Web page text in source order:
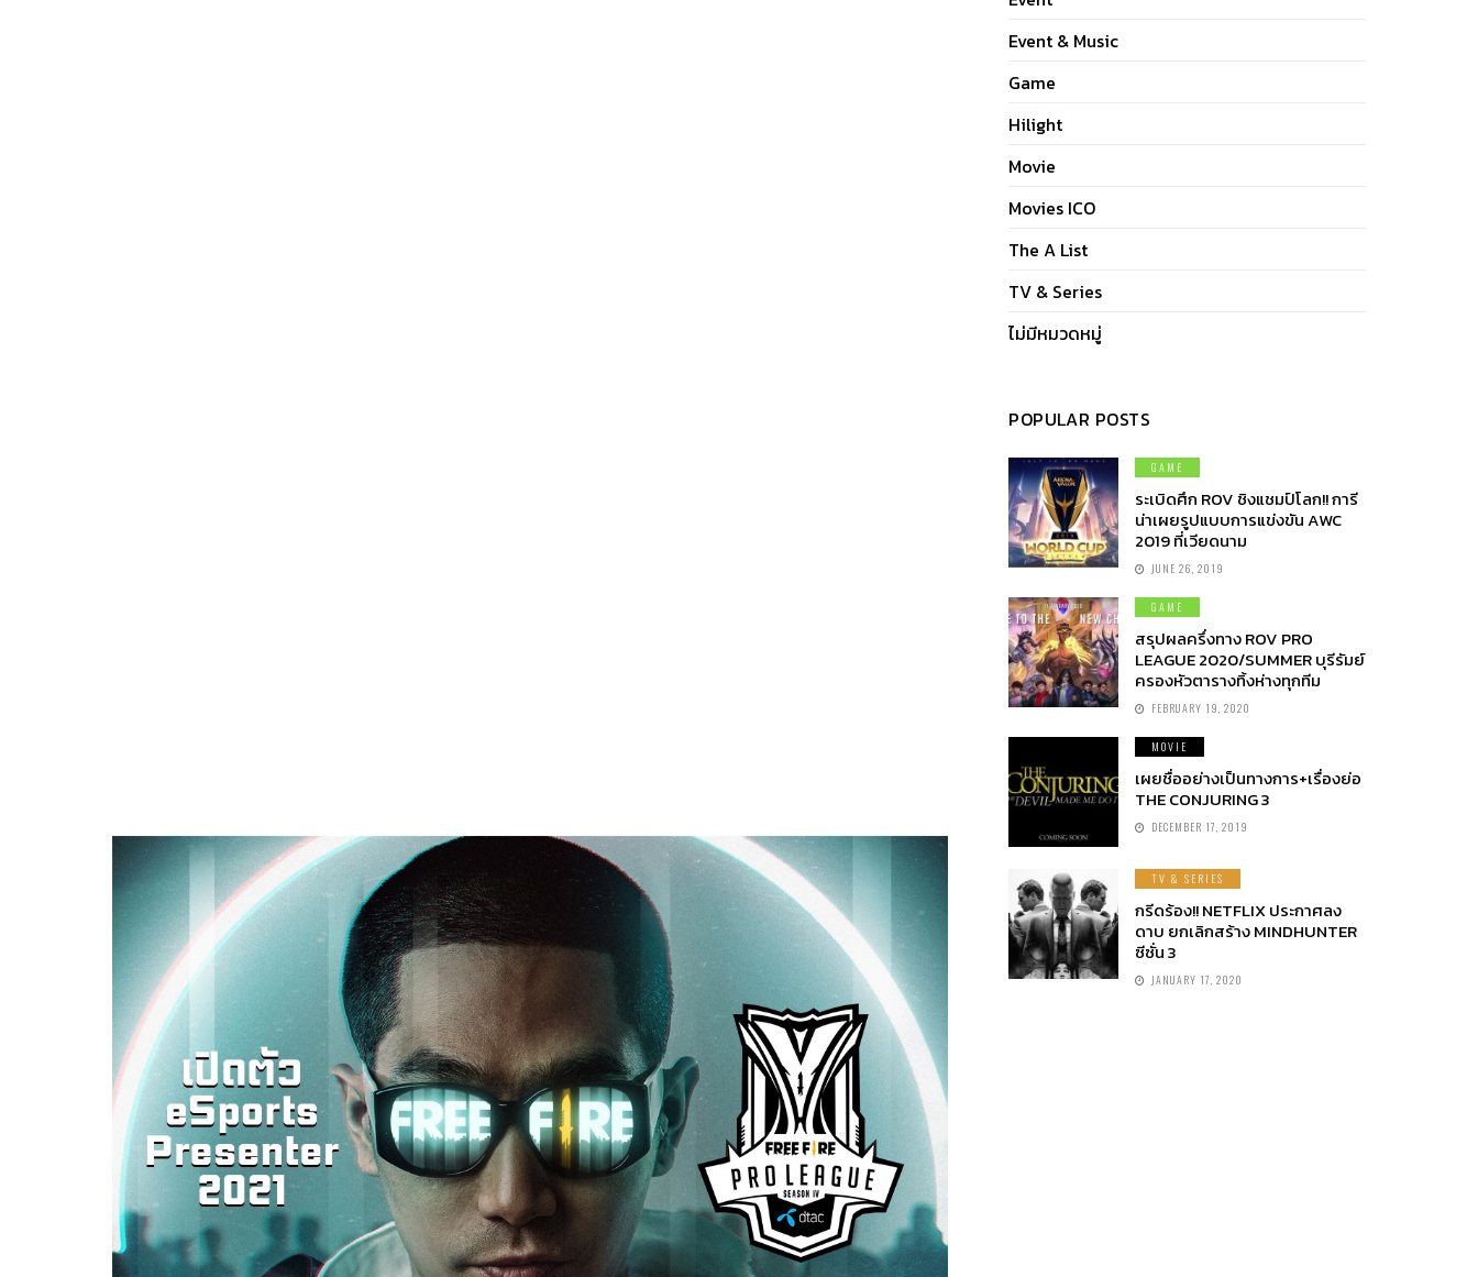
Event & Music
Game
Hilight
Movie
Movies ICO
The A List
TV & Series
ไม่มีหมวดหมู่
POPULAR POSTS
GAME
ระเบิดศึก ROV ชิงแชมป์โลก!! การี
น่าเผยรูปแบบการแข่งขัน AWC
2019 ที่เวียดนาม
JUNE 26, 2019
GAME
สรุปผลครึ่งทาง ROV PRO
LEAGUE 2020/SUMMER บุรีรัมย์
ครองหัวตารางทิ้งห่างทุกทีม
FEBRUARY 19, 2020
MOVIE
เผยชื่ออย่างเป็นทางการ+เรื่องย่อ
THE CONJURING 3
DECEMBER 17, 2019
TV & SERIES
กรีดร้อง!! NETFLIX ประกาศลง
ดาบ ยกเลิกสร้าง MINDHUNTER
ซีซั่น 3
JANUARY 17, 2020